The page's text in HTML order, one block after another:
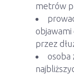
metrów
przez
osoba